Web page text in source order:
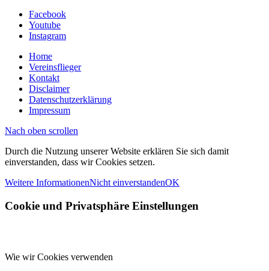
Facebook
Youtube
Instagram
Home
Vereinsflieger
Kontakt
Disclaimer
Datenschutzerklärung
Impressum
Nach oben scrollen
Durch die Nutzung unserer Website erklären Sie sich damit
einverstanden, dass wir Cookies setzen.
Weitere InformationenNicht einverstandenOK
Cookie und Privatsphäre Einstellungen
Wie wir Cookies verwenden